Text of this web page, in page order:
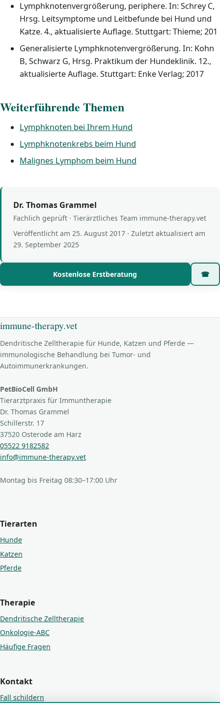
Lymphknotenvergrößerung, periphere. In: Schrey C,
Hrsg. Leitsymptome und Leitbefunde bei Hund und
Katze. 4., aktualisierte Auflage. Stuttgart: Thieme; 201
Generalisierte Lymphknotenvergrößerung. In: Kohn
B, Schwarz G, Hrsg. Praktikum der Hundeklinik. 12.,
aktualisierte Auflage. Stuttgart: Enke Verlag; 2017
Weiterführende Themen
Lymphknoten bei Ihrem Hund
Lymphknotenkrebs beim Hund
Malignes Lymphom beim Hund
Dr. Thomas Grammel
Fachlich geprüft · Tierärztliches Team immune-therapy.vet
Veröffentlicht am 25. August 2017 · Zuletzt aktualisiert am
29. September 2025
Kostenlose Erstberatung ☎
immune-therapy.vet
Dendritische Zelltherapie für Hunde, Katzen und Pferde —
immunologische Behandlung bei Tumor- und
Autoimmunerkrankungen.
PetBioCell GmbH
Tierarztpraxis für Immuntherapie
Dr. Thomas Grammel
Schillerstr. 17
37520 Osterode am Harz
05522 9182582
info@immune-therapy.vet
Montag bis Freitag 08:30–17:00 Uhr
Tierarten
Hunde
Katzen
Pferde
Therapie
Dendritische Zelltherapie
Onkologie-ABC
Häufige Fragen
Kontakt
Fall schildern